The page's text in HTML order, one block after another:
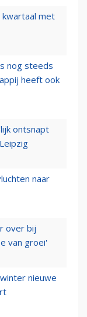
kwartaal met
nog steeds
heeft ook
ontsnapt
naar
over bij
van groei'
nieuwe